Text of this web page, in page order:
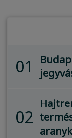
01
02